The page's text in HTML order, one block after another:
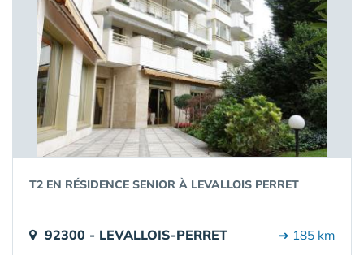
T2 EN RÉSIDENCE SENIOR À LEVALLOIS PERRET
92300 - LEVALLOIS-PERRET ➔ 185 km